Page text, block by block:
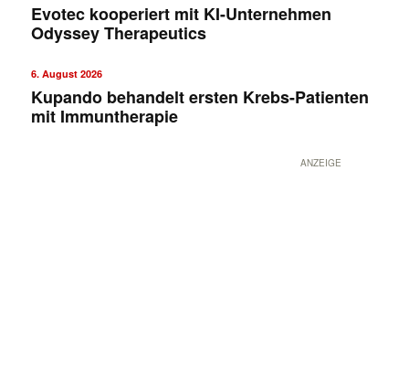
Evotec kooperiert mit KI-Unternehmen
Odyssey Therapeutics
6. August 2026
Kupando behandelt ersten Krebs-Patienten
mit Immuntherapie
ANZEIGE